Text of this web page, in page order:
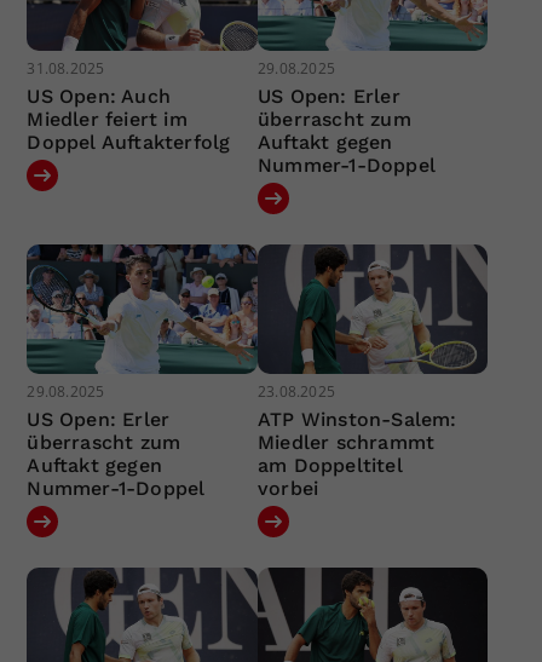
31.08.2025
US Open: Auch
Miedler feiert im
Doppel Auftakterfolg
29.08.2025
US Open: Erler
überrascht zum
Auftakt gegen
Nummer-1-Doppel
29.08.2025
US Open: Erler
überrascht zum
Auftakt gegen
Nummer-1-Doppel
23.08.2025
ATP Winston-Salem:
Miedler schrammt
am Doppeltitel
vorbei